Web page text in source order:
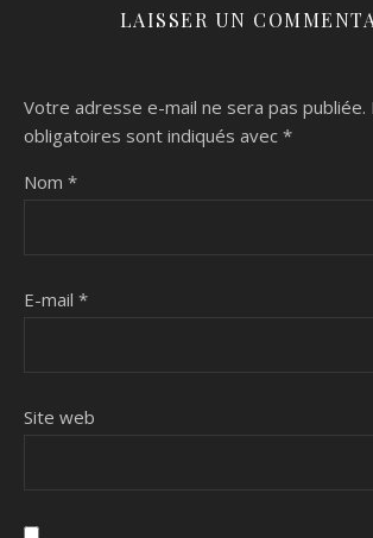
LAISSER UN
Votre adresse e-mail ne sera pas publiée.
obligatoires sont indiqués avec *
Nom *
E-mail *
Site web